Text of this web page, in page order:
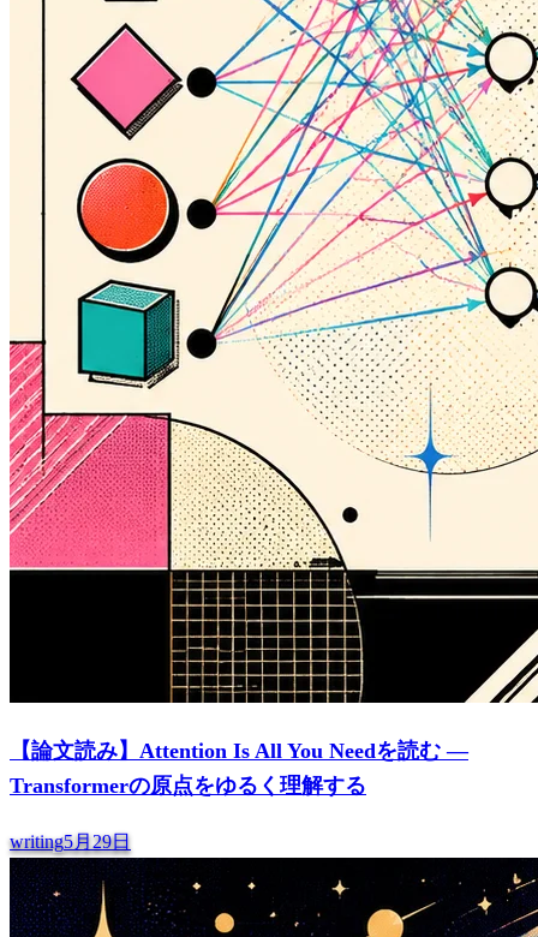
【論文読み】Attention Is All You Needを読む —
Transformerの原点をゆるく理解する
writing5月29日